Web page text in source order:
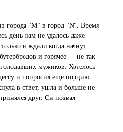
города "M" в город "N". Время
день нам не удалось даже
и ждали когда начнут
и горячее — не так
мужиков. Хотелось
и попросил еще порцию
в ответ, ушла и больше не
друг. Он позвал